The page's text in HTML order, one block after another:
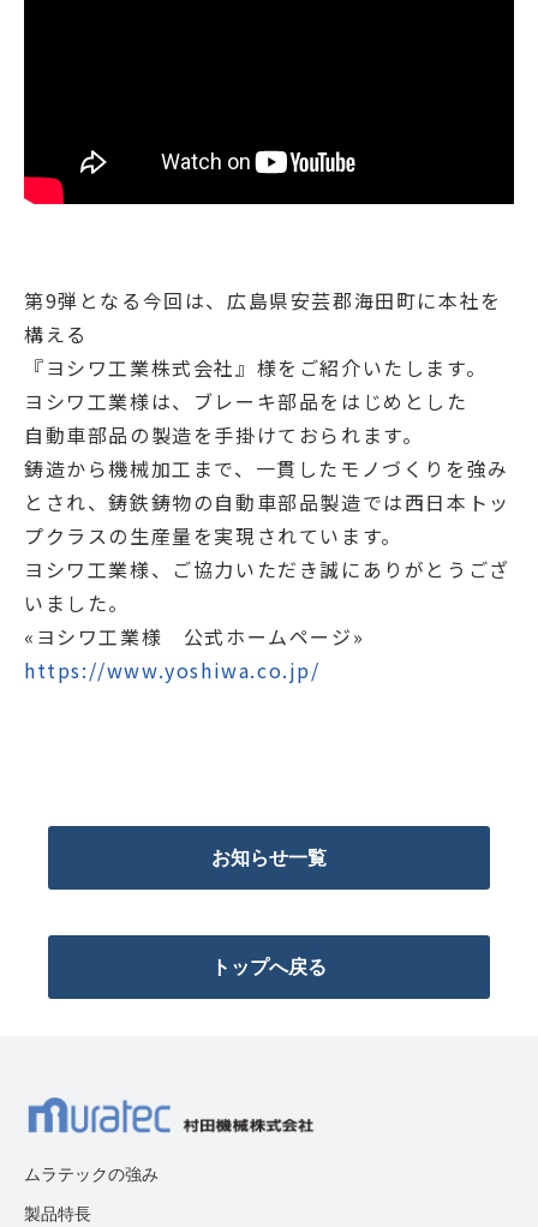
第9弾となる今回は、広島県安芸郡海田町に本社を
構える
『ヨシワ工業株式会社』様をご紹介いたします。
ヨシワ工業様は、ブレーキ部品をはじめとした
自動車部品の製造を手掛けておられます。
鋳造から機械加工まで、一貫したモノづくりを強み
とされ、鋳鉄鋳物の自動車部品製造では西日本トッ
プクラスの生産量を実現されています。
ヨシワ工業様、ご協力いただき誠にありがとうござ
いました。
«ヨシワ工業様 公式ホームページ»
https://www.yoshiwa.co.jp/
お知らせ一覧
トップへ戻る
ムラテックの強み
製品特長